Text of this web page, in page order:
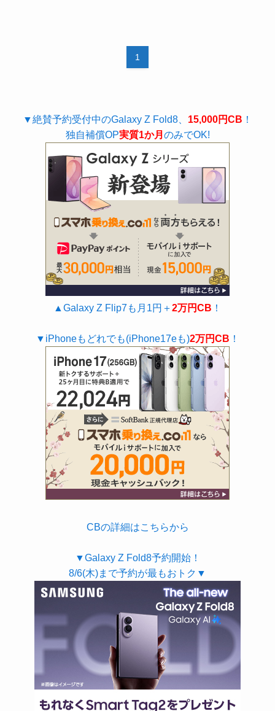
1
▼絶賛予約受付中のGalaxy Z Fold8、 15,000円CB ！
独自補償OP実質1か月 のみでOK!
▲Galaxy Z Flip7も月1円＋2万円CB ！
▼iPhoneもどれでも(iPhone17eも)2万円CB ！
CBの詳細はこちらから
▼Galaxy Z Fold8予約開始！
8/6(木)まで予約が最もおトク▼